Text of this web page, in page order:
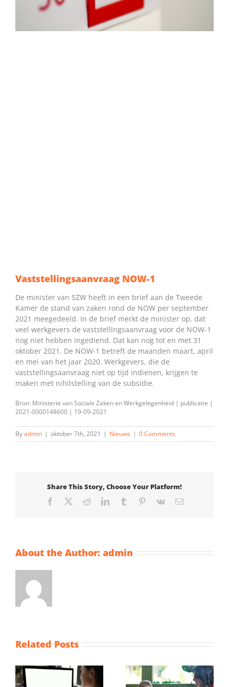
Vaststellingsaanvraag NOW-1
De minister van SZW heeft in een brief aan de Tweede
Kamer de stand van zaken rond de NOW per september
2021 meegedeeld. In de brief merkt de minister op, dat
veel werkgevers de vaststellingsaanvraag voor de NOW-1
nog niet hebben ingediend. Dat kan nog tot en met 31
oktober 2021. De NOW-1 betreft de maanden maart, april
en mei van het jaar 2020. Werkgevers, die de
vaststellingsaanvraag niet op tijd indienen, krijgen te
maken met nihilstelling van de subsidie.
Bron: Ministerie van Sociale Zaken en Werkgelegenheid | publicatie |
2021-0000148600 | 19-09-2021
Byadmin | oktober 7th, 2021 | Nieuws | 0 Comments
Share This Story, Choose Your Platform!
Facebook RedditLinkedInTumblr Pinterest
Vk Email
About the Author: admin
Related Posts